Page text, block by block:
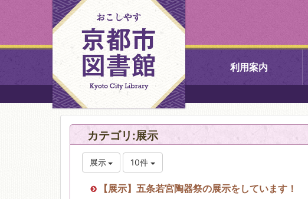
利用案内
中央図書館
カテゴリ:展示
展示 10件
【展示】五条若宮陶器祭の展示をしています！